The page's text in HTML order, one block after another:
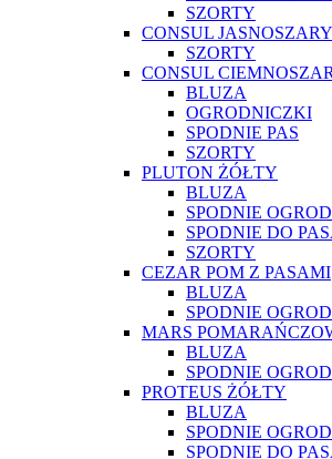
SZORTY
CONSUL JASNOSZARY
SZORTY
CONSUL
BLUZA
OGRODNICZKI
SPODNIE PAS
SZORTY
PLUTON ŻÓŁTY
BLUZA
SPODNIE
SPODNIE DO
SZORTY
CEZAR POM Z PASAMI
BLUZA
SPODNIE
MARS
BLUZA
SPODNIE
PROTEUS ŻÓŁTY
BLUZA
SPODNIE
SPODNIE DO